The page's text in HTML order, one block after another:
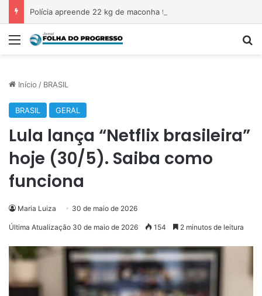
Menu
Início / BRASIL
BRASIL GERAL
Lula lança “Netflix brasileira”
hoje (30/5). Saiba como
funciona
Maria Luiza 30 de maio de 2026
Última Atualização 30 de maio de 2026 154 2 minutos de leitura